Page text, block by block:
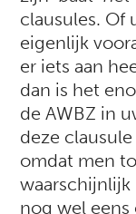
clausules. Of
eigenlijk
er iets aan
dan is het
de AWBZ in
deze
omdat men
waarschijnlijk
nog wel